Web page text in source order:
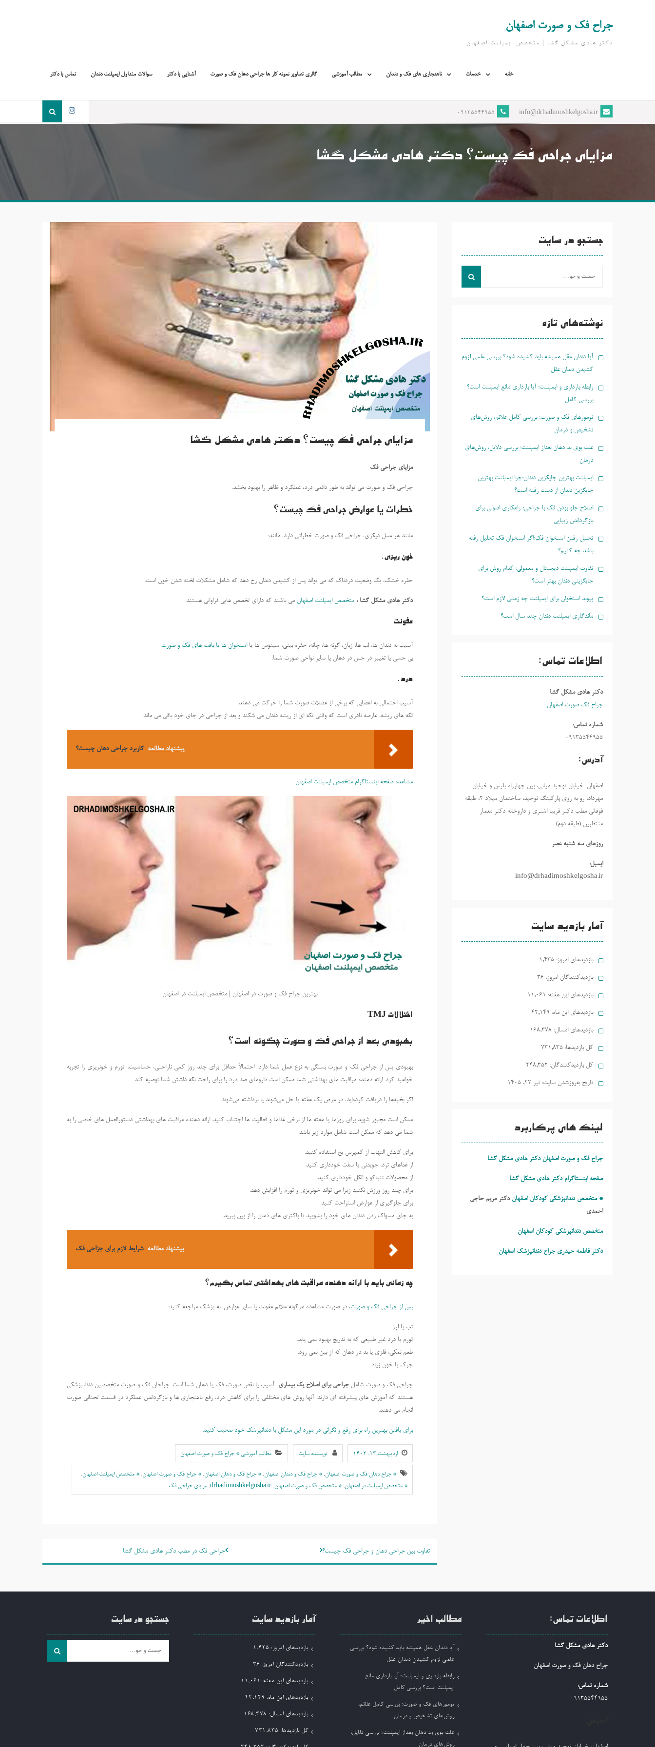
جراح فک و صورت اصفهان
دکتر هادی مشکل گشا | متخصص ايمپلنت اصفهان
خانه خدمات ناهنجاری های فک و دندان مطالب آموزشی گالری تصاویر نمونه کار ها جراحی دهان فک و صورت آشنایی با دکتر سوالات متداول ایمپلنت دندان تماس با دکتر
info@drhadimoshkelgosha.ir
09135544955
مزایای جراحی فک چیست؟ دکتر هادی مشکل گشا
مزایای جراحی فک چیست؟ دکتر هادی مشکل گشا
مزایای جراحی فک
جراحی فک و صورت می تواند به طور دائمی درد، عملکرد و ظاهر را بهبود بخشد.
خطرات یا عوارض جراحی فک چیست؟
مانند هر عمل دیگری، جراحی فک و صورت خطراتی دارد، مانند:
خون ریزی.
حفره خشک، یک وضعیت دردناک که می تواند پس از کشیدن دندان رخ دهد که شامل مشکلات لخته شدن خون است.
دکتر هادی مشکل گشا ، متخصص ایمپلنت اصفهان می باشند که دارای تخصص هایی فراوانی هستند.
عفونت
آسیب به دندان ها، لب ها، زبان، گونه ها، چانه، حفره بینی، سینوس ها یااستخوان ها یا بافت های فک و صورت.
بی حسی یا تغییر در حس در دهان یا سایر نواحی صورت شما.
درد.
آسیب احتمالی به اعصابی که برخی از عضلات صورت شما را حرکت می دهند.
تکه های ریشه، عارضه نادری است که وقتی تکه ای از ریشه دندان می شکند و بعد از جراحی در جای خود باقی می ماند.
پیشنهاد مطالعه کاربرد جراحی دهان چیست؟
مشاهده صفحه اینستاگرام متخصص ایمپلنت اصفهان.
بهترین جراح فک و صورت در اصفهان | متخصص ایمپلنت در اصفهان
اختلالات TMJ
بهبودی بعد از جراحی فک و صورت چگونه است؟
بهبودی پس از جراحی فک و صورت بستگی به نوع عمل شما دارد. احتمالاً حداقل برای چند روز کمی ناراحتی، حساسیت، تورم و خونریزی را تجربه
خواهید کرد. ارائه دهنده مراقبت های بهداشتی شما ممکن است داروهای ضد درد را برای راحت نگه داشتن شما توصیه کند.
اگر بخیه‌ها را دریافت کرده‌اید، در عرض یک هفته یا حل می‌شوند یا برداشته می‌شوند.
ممکن است مجبور شوید برای روزها یا هفته ها از برخی غذاها و فعالیت ها اجتناب کنید. ارائه دهنده مراقبت های بهداشتی دستورالعمل های خاصی را به
شما می دهد که ممکن است شامل موارد زیر باشد:
برای کاهش التهاب از کمپرس یخ استفاده کنید.
از غذاهای ترد، جویدنی یا سفت خودداری کنید.
از محصولات تنباکو و الکل خودداری کنید.
برای چند روز ورزش نکنید زیرا می تواند خونریزی و تورم را افزایش دهد.
برای جلوگیری از عوارض استراحت کنید.
به جای مسواک زدن دندان های خود را بشویید تا باکتری های دهان را از بین ببرید.
پیشنهاد مطالعه شرایط لازم برای جزاحی فک
چه زمانی باید با ارائه دهنده مراقبت های بهداشتی تماس بگیرم؟
پس از جراحی فک و صورت، در صورت مشاهده هرگونه علائم عفونت یا سایر عوارض، به پزشک مراجعه کنید:
تب یا لرز.
تورم یا درد غیر طبیعی که به تدریج بهبود نمی یابد.
طعم نمکی، فلزی یا بد در دهان که از بین نمی رود.
چرک یا خون زیاد.
جراحی فک و صورت شامل جراحی برای اصلاح یک بیماری، آسیب یا نقص صورت، فک یا دهان شما است. جراحان فک و صورت متخصصین دندانپزشکی
هستند که آموزش های پیشرفته ای دارند. آنها روش های مختلفی را برای کاهش درد، رفع ناهنجاری ها و بازگرداندن عملکرد در قسمت تحتانی صورت
انجام می دهند.
برای یافتن بهترین راه برای رفع و نگرانی در مورد این مشکل با دندانپزشک خود صحبت کنید.
اردیبهشت ۱۳, ۱۴۰۲ نویسنده سایت مطالب آموزشی * جراح فک و صورت اصفهان
* جراح دهان فک و صورت اصفهان, * جراح فک و دندان اصفهان, * جراح فک و دهان اصفهان, * جراح فک و صورت اصفهان, * متخصص ایمپلنت اصفهان,
* متخصص ایمپلنت در اصفهان, * متخصص فک و صورت اصفهان,
drhadimoshkelgosha.ir
, مزایای جراحی فک
راهبری
جراحی فک در مطب دکتر هادی مشکل گشا تفاوت بین جراحی دهان و جراحی فک چیست؟
جستجو در سایت
نوشته‌های تازه
آیا دندان عقل همیشه باید کشیده شود؟ بررسی علمی لزوم
کشیدن دندان عقل
رابطه بارداری و ایمپلنت؛ آیا بارداری مانع ایمپلنت است؟
بررسی کامل
تومورهای فک و صورت؛ بررسی کامل علائم، روش‌های
تشخیص و درمان
علت بوی بد دهان بعداز ایمپلنت؛ بررسی دلایل، روش‌های
درمان
ایمپلنت بهترین جایگزین دندان؛چرا ایمپلنت بهترین
جایگزین دندان از دست رفته است؟
اصلاح جلو بودن فک با جراحی؛ راهکاری اصولی برای
بازگرداندن زیبایی
تحلیل رفتن استخوان فک؛اگر استخوان فک تحلیل رفته
باشد چه کنیم؟
تفاوت ایمپلنت دیجیتال و معمولی؛ کدام روش برای
جایگزینی دندان بهتر است؟
پیوند استخوان برای ایمپلنت چه زمانی لازم است؟
ماندگاری ایمپلنت دندان چند سال است؟
اطلاعات تماس:
دکتر هادی مشکل گشا
جراح فک صورت اصفهان
شماره تماس:
09135544955
آدرس:
اصفهان، خیابان توحید میانی، بین چهارراه پلیس و خیابان
مهرداد، رو به روی پارکینگ توحید، ساختمان میلاد ٢، طبقه
فوقانی مطب دکتر فریبا اشتری و داروخانه دکتر معمار
منتظرین (طبقه دوم)
روزهاي سه شنبه عصر
ایمیل:
info@drhadimoshkelgosha.ir
آمار بازدید سایت
بازدیدهای امروز: 1,435
بازدیدکنندگان امروز: 36
بازدیدهای این هفته: 11,061
بازدیدهای این ماه: 42,149
بازدیدهای امسال: 168,378
کل بازدیدها: 731,835
کل بازدیدکنند‌گان: 248,352
تاریخ به‌روزشدن سایت: تیر ۲۲, ۱۴۰۵
لینک های پرکاربرد
جراح فک و صورت اصفهان دکتر هادی مشکل گشا
صفحه اینستاگرام دکتر هادی مشکل گشا
* متخصص دندانپزشکی کودکان اصفهان دکتر مریم حاجی
احمدی
متخصص دندانپزشکی کودکان اصفهان
دکتر فاطمه حیدری جراح دندانپزشک اصفهان
اطلاعات تماس:
دکتر هادی مشکل گشا
جراح دهان فک و صورت اصفهان
شماره تماس:
09135544955
مطالب اخیر
آیا دندان عقل همیشه باید کشیده شود؟ بررسی
علمی لزوم کشیدن دندان عقل
رابطه بارداری و ایمپلنت؛ آیا بارداری مانع
ایمپلنت است؟ بررسی کامل
تومورهای فک و صورت؛ بررسی کامل علائم،
روش‌های تشخیص و درمان
علت بوی بد دهان بعداز ایمپلنت؛ بررسی دلایل،
روش‌های درمان
آمار بازدید سایت
بازدیدهای امروز: 1,435
بازدیدکنندگان امروز: 36
بازدیدهای این هفته: 11,061
بازدیدهای این ماه: 42,149
بازدیدهای امسال: 168,378
کل بازدیدها: 731,835
جستجو در سایت